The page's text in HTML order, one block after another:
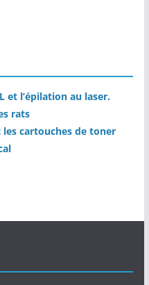
et l’épilation au laser.
rats
cartouches de toner